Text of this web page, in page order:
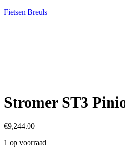
Fietsen Breuls
Stromer ST3
€9,244.00
1 op voorraad